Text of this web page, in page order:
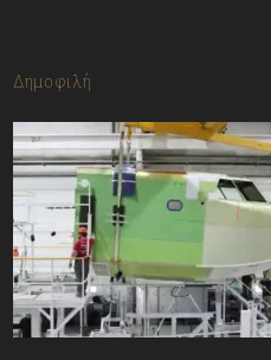
Δημοφιλή